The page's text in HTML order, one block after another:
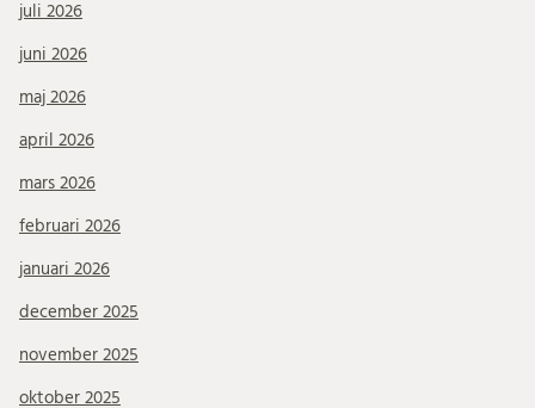
juli 2026
juni 2026
maj 2026
april 2026
mars 2026
februari 2026
januari 2026
december 2025
november 2025
oktober 2025